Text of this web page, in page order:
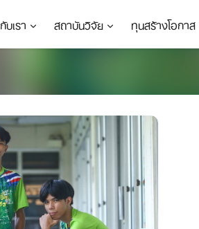
บเรา สถาบันวิจัย ทุนสร้างโอกาส